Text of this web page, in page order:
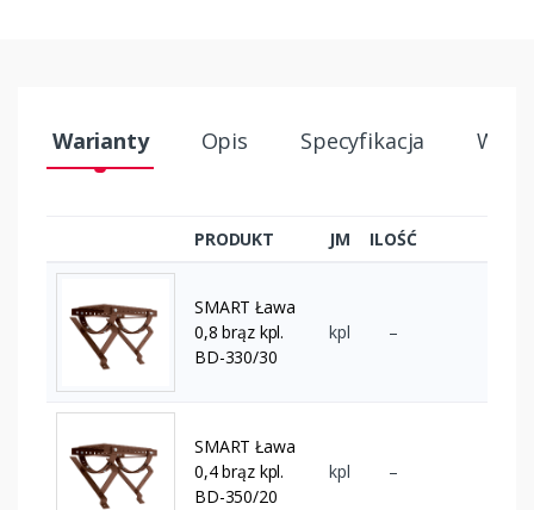
Warianty Opis Specyfikacja
PRODUKT JM ILOŚĆ
SMART Ława
0,8 brąz kpl.
BD-330/30
kpl –
SMART Ława
0,4 brąz kpl.
BD-350/20
kpl –